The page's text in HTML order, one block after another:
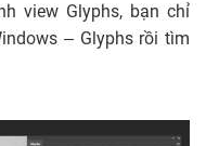
view Glyphs, bạn chỉ
– Glyphs rồi tìm